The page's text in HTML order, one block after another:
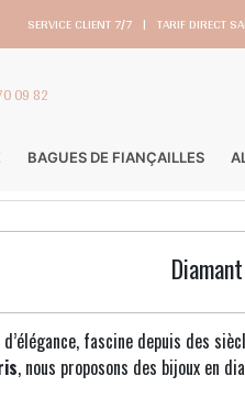
SERVICE CLIENT 7/7 | TARIF DIRECT
09 82
BAGUES DE FIANÇAILLES
fascine depuis des
, nous proposons des bijoux en